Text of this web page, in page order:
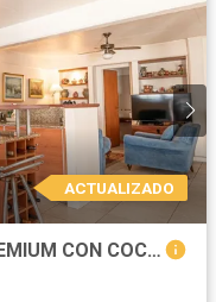
ACTUALIZADO
VENTA CASA EN COMPLEJO PREMIUM CON COCHERA Y AMENITIES - SAN ISIDRO